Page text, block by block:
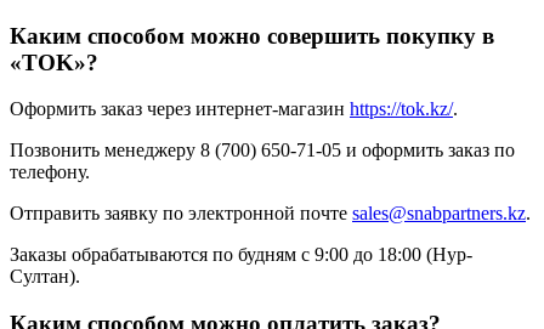
Каким способом можно совершить покупку в
«TOK»?
Оформить заказ через интернет-магазин https://tok.kz/.
Позвонить менеджеру 8 (700) 650-71-05 и оформить заказ по
телефону.
Отправить заявку по электронной почте sales@snabpartners.kz.
Заказы обрабатываются по будням с 9:00 до 18:00 (Нур-
Султан).
Каким способом можно оплатить заказ?